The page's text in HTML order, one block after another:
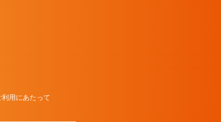
用にあたって